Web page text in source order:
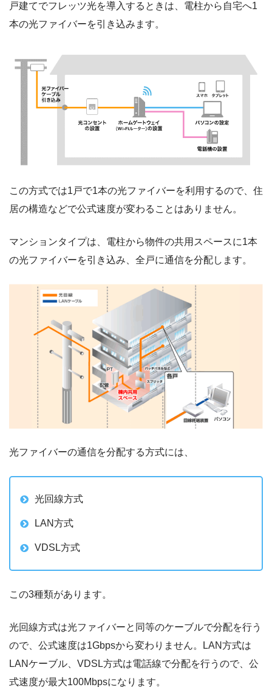
戸建てでフレッツ光を導入するときは、電柱から自宅へ1
本の光ファイバーを引き込みます。
この方式では1戸で1本の光ファイバーを利用するので、住
居の構造などで公式速度が変わることはありません。
マンションタイプは、電柱から物件の共用スペースに1本
の光ファイバーを引き込み、全戸に通信を分配します。
光ファイバーの通信を分配する方式には、
光回線方式
LAN方式
VDSL方式
この3種類があります。
光回線方式は光ファイバーと同等のケーブルで分配を行う
ので、公式速度は1Gbpsから変わりません。LAN方式は
LANケーブル、VDSL方式は電話線で分配を行うので、公
式速度が最大100Mbpsになります。